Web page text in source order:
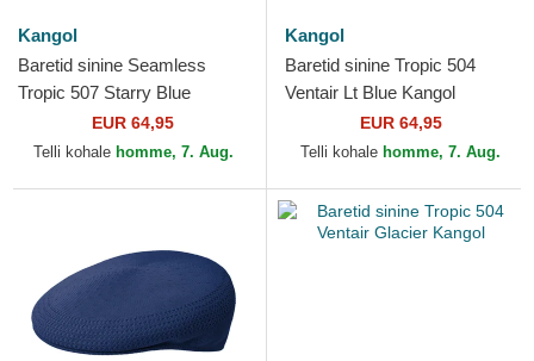
Kangol
Baretid sinine Seamless
Tropic 507 Starry Blue
EUR 64,95
Telli kohale homme, 7. Aug.
Kangol
Baretid sinine Tropic 504
Ventair Lt Blue Kangol
EUR 64,95
Telli kohale homme, 7. Aug.